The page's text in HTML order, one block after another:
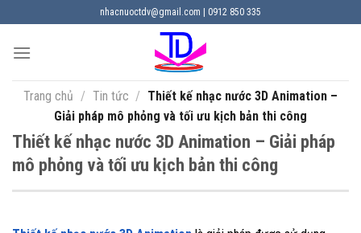
đến
nhacnuoctdv@gmail.com | 0912 850 335
Trang chủ / Tin tức / Thiết kế nhạc nước 3D Animation –
Giải pháp mô phỏng và tối ưu kịch bản thi công
Thiết kế nhạc nước 3D Animation – Giải pháp
mô phỏng và tối ưu kịch bản thi công